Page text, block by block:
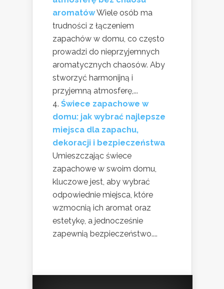
aromatówWiele osób ma
trudności z łączeniem
zapachów w domu, co często
prowadzi do nieprzyjemnych
aromatycznych chaosów. Aby
stworzyć harmonijną i
przyjemną atmosferę,...
Świece zapachowe w
domu: jak wybrać najlepsze
miejsca dla zapachu,
dekoracji i bezpieczeństwa
Umieszczając świece
zapachowe w swoim domu,
kluczowe jest, aby wybrać
odpowiednie miejsca, które
wzmocnią ich aromat oraz
estetykę, a jednocześnie
zapewnią bezpieczeństwo....